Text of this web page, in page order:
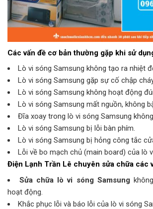
Các vấn đề cơ bản thường gặp khi sử
Lò vi sóng Samsung không tạo ra nhiệt
Lò vi sóng Samsung gặp sự cố chập
Lò vi sóng Samsung không hoạt động
Lò vi sóng Samsung mất nguồn, không
Đĩa xoay trong lò vi sóng Samsung
Lò vi sóng Samsung bị lỗi bàn phím.
Lò vi sóng Samsung bị hỏng công tắc
Lỗi về bo mạch chủ (main board) của lò
Điện Lạnh Trần Lê chuyên sửa chữa các
Sửa chữa lò vi sóng Samsung
hoạt động.
Khắc phục lỗi và báo lỗi của lò vi sóng